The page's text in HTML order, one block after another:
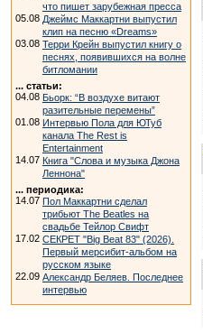
что пишет зарубежная пресса
05.08 Джеймс Маккартни выпустил
клип на песню «Dreams»
03.08 Терри Крейн выпустил книгу о
песнях, появившихся на волне
битломании
... статьи:
04.08 Бьорк: “В воздухе витают
разительные перемены”
01.08 Интервью Пола для ЮТуб
канала The Rest is
Entertainment
14.07 Книга "Слова и музыка Джона
Леннона"
... периодика:
14.07 Пол Маккартни сделал
трибьют The Beatles на
свадьбе Тейлор Свифт
17.02 СЕКРЕТ "Big Beat 83" (2026).
Первый мерсибит-альбом на
русском языке
22.09 Александр Беляев. Последнее
интервью